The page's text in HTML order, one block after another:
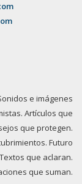
e imágenes
Artículos que
que protegen.
Futuro
que aclaran.
que suman.